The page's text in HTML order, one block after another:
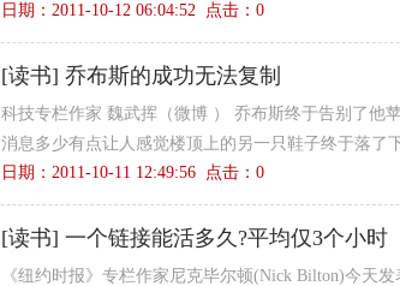
日期：2011-10-12 06:04:52 点击： 0
[读书] 乔布斯的成功无法复制
科技专栏作家 魏武挥（微博 ） 乔布斯终于告别了他
消息多少有点让人感觉楼顶上的另一只鞋子终于落了
日期：2011-10-11 12:49:56 点击： 0
[读书] 一个链接能活多久?平均仅3个小时
《纽约时报》专栏作家尼克毕尔顿(Nick Bilton)今天